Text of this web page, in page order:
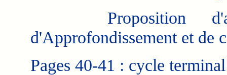
Proposition
d'Approfondissement et de
Pages 40-41 : cycle terminal